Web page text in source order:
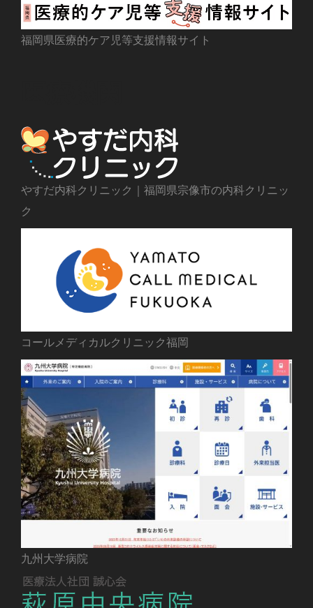
福岡県医療的ケア児等支援情報サイト
やすだ内科クリニック｜福岡県宗像市の内科クリニッ
ク
コールメディカルクリニック福岡
九州大学病院